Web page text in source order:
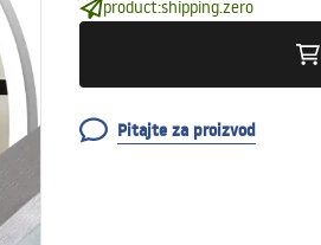
product:shipping.zero
Pitajte za proizvod